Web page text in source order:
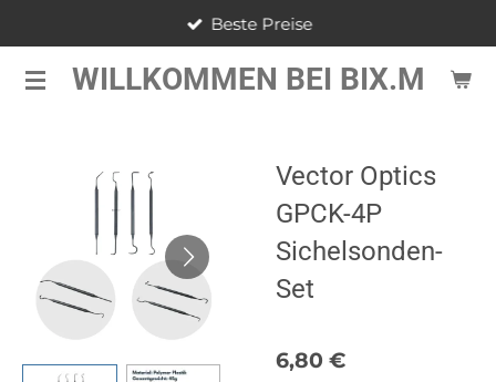
springenWILLKOMMEN BEI BIX.M
Beste Preise
Vector Optics
GPCK-4P
Sichelsonden-
Set
6,80 €